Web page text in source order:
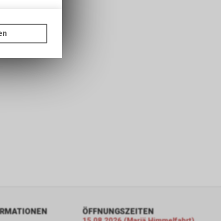
ÖFFNUNGSZEITEN
wie die
die